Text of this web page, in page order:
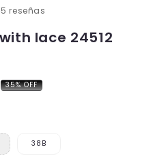
reseñas
lace 24512
35% OFF
38B